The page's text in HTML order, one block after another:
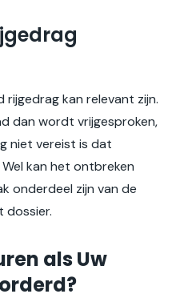
kan relevant zijn.
dan wordt vrijgesproken,
niet vereist is dat
kan het ontbreken
onderdeel zijn van de
dossier.
als Uw